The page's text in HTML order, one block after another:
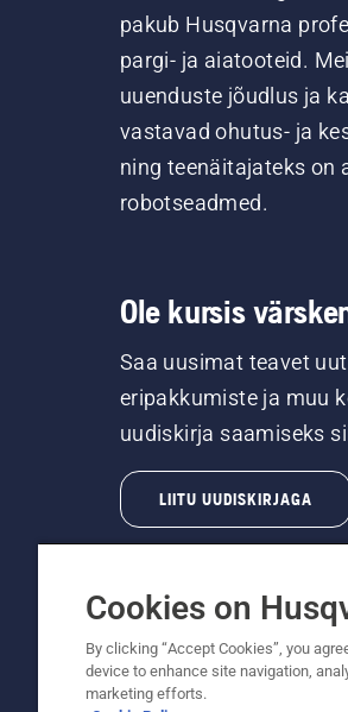
pakub Husqvarna
pargi- ja aiatooteid.
uuenduste jõudlus ja
vastavad ohutus- ja
ning teenäitajateks on
robotseadmed.
Ole kursis
Saa uusimat teavet
eripakkumiste ja muu
uudiskirja saamiseks
LIITU UUDISKIRJAGA
© Husqvarna AB (publ).
Cookies on
By clicking “Accept Cookies”, you
device to enhance site navigation,
marketing efforts.